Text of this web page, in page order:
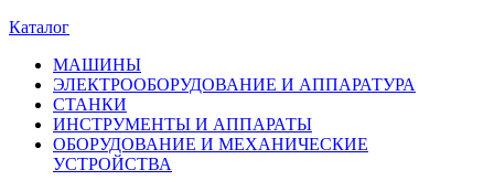
Каталог
МАШИНЫ
ЭЛЕКТРООБОРУДОВАНИЕ И АППАРАТУРА
СТАНКИ
ИНСТРУМЕНТЫ И АППАРАТЫ
ОБОРУДОВАНИЕ И МЕХАНИЧЕСКИЕ
УСТРОЙСТВА